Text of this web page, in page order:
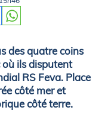
des quatre coins
ils disputent
RS Feva. Place
côté mer et
côté terre.